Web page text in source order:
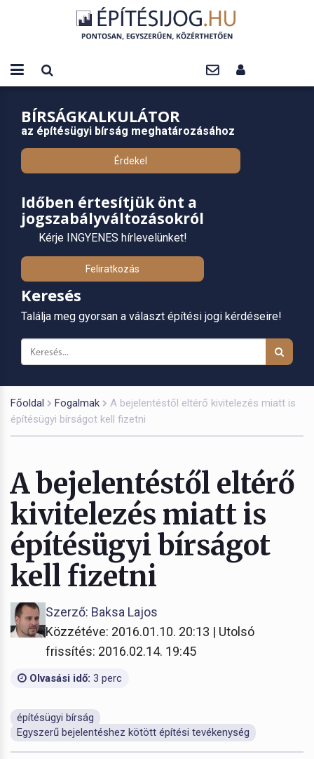
BÍRSÁGKALKULÁTOR
az építésügyi bírság meghatározásához
Érdekel
Időben értesítjük önt a
jogszabályváltozásokról
Kérje INGYENES hírlevelünket!
Feliratkozás
Keresés
Találja meg gyorsan a választ építési jogi kérdéseire!
Főoldal Fogalmak
A bejelentéstől eltérő kivitelezés miatt is
építésügyi bírságot kell fizetni
A bejelentéstől eltérő
kivitelezés miatt is
építésügyi bírságot
kell fizetni
Szerző: Baksa Lajos
Közzétéve: 2016.01.10. 20:13 | Utolsó
frissítés: 2016.02.14. 19:45
Olvasási idő: 3 perc
építésügyi bírság
Egyszerű bejelentéshez kötött építési tevékenység